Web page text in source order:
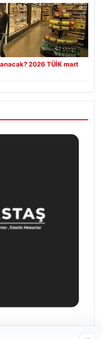
2026 TÜİK mart